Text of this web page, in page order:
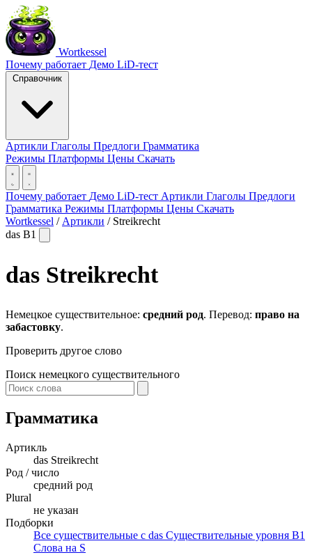
Wortkessel
Почему работает Демо LiD-тест
Справочник
Артикли Глаголы Предлоги Грамматика
Режимы Платформы Цены Скачать
Почему работает Демо LiD-тест Артикли Глаголы Предлоги
Грамматика Режимы Платформы Цены Скачать
Wortkessel / Артикли / Streikrecht
das B1
das Streikrecht
Немецкое существительное: средний род. Перевод: право на
забастовку.
Проверить другое слово
Поиск немецкого существительного
Грамматика
Артикль
das Streikrecht
Род / число
средний род
Plural
не указан
Подборки
Все существительные с das Существительные уровня B1
Слова на S